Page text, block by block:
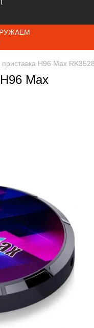
H96 Max
Max